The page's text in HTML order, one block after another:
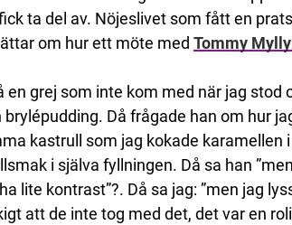
ta del av. Nöjeslivet som fått en
om hur ett möte med Tommy
en grej som inte kom med när jag stod
Då frågade han om hur
kastrull som jag kokade karamellen
i själva fyllningen. Då sa han
lite kontrast”?. Då sa jag: ”men jag
att de inte tog med det, det var en